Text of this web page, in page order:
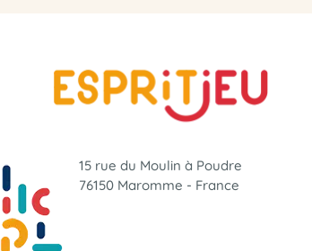
15 rue du Moulin à Poudre
76150 Maromme - France